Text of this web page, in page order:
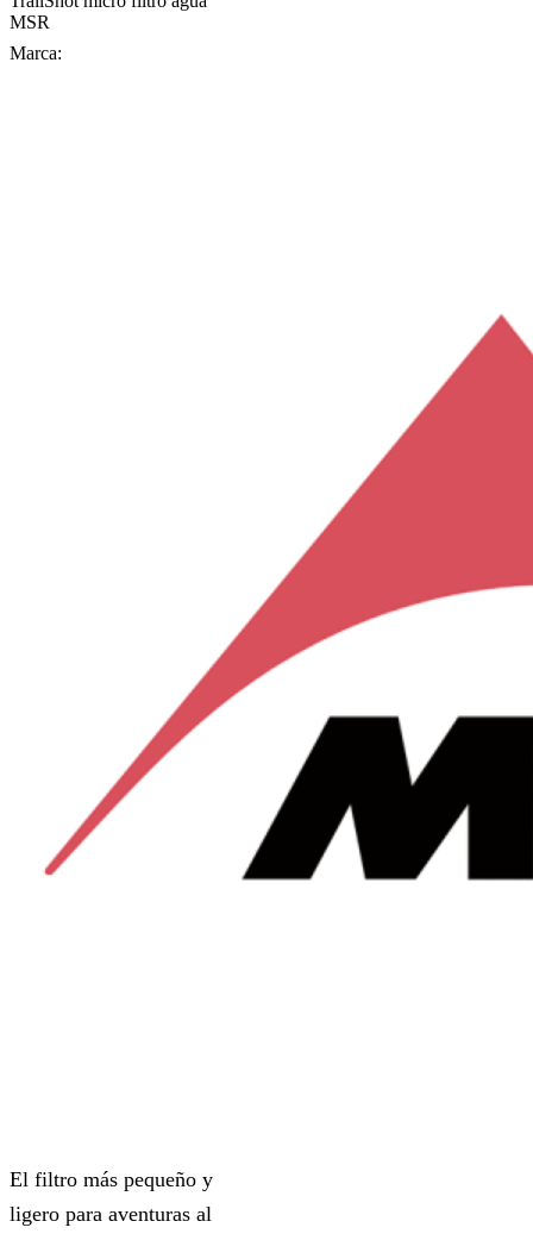
MSR
Marca:
El filtro más pequeño y
ligero para aventuras al